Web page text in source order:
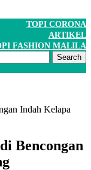
TOPI CORONA
ARTIKEL
FASHION MALILA
Indah Kelapa
Bencongan